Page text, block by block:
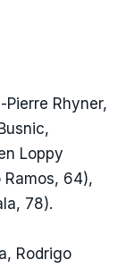
Rhyner,
Loppy
Ramos, 64),
78).
Rodrigo